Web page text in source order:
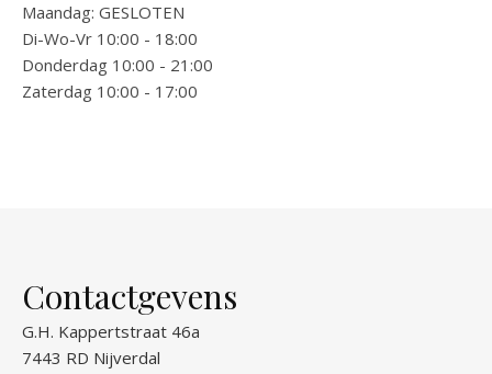
Maandag: GESLOTEN
Di-Wo-Vr 10:00 - 18:00
Donderdag 10:00 - 21:00
Zaterdag 10:00 - 17:00
Contactgevens
G.H. Kappertstraat 46a
7443 RD Nijverdal